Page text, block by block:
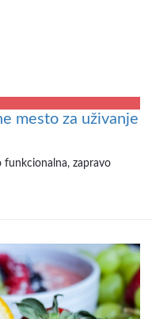
mesto za uživanje
funkcionalna, zapravo